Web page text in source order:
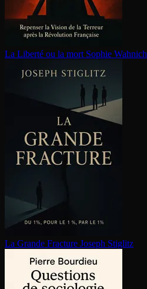
La Liberté ou la mort Sophie Wahnich
La Grande Fracture Joseph Stiglitz